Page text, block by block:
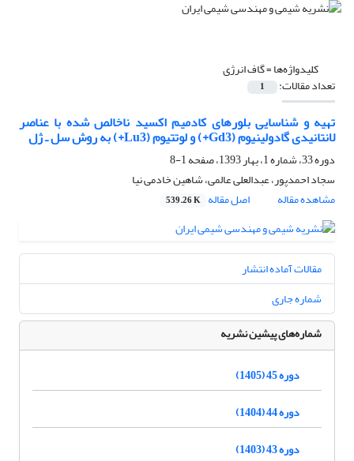
کلیدواژه‌ها =گاف انرژی
تعداد مقالات: 1
تهیه و شناسایی بلورهای کادمیم اکسید ناخالص شده با عناصر
لانتانیدی گادولینیوم (Gd3+) و لوتتیوم (Lu3+) به روش سل ـ ژل
دوره 33، شماره 1، بهار 1393، صفحه
1-8
سجاد احمدپور، عبدالعلی عالمی، شاهین خادمی نیا
مشاهده مقاله
اصل مقاله 539.26 K
مقالات آماده انتشار
شماره جاری
شماره‌های پیشین نشریه
دوره 45 (1405)
دوره 44 (1404)
دوره 43 (1403)